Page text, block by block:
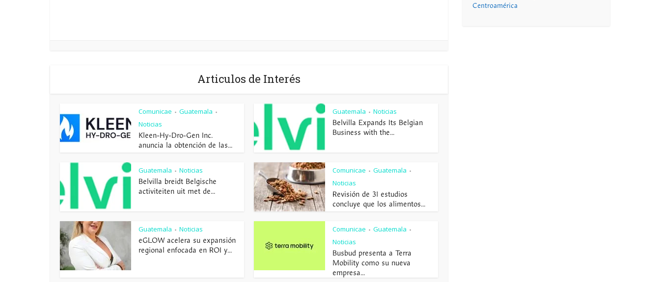
Articulos de Interés
Comunicae • Guatemala •
Noticias
Kleen-Hy-Dro-Gen Inc.
anuncia la obtención de las...
Guatemala • Noticias
Belvilla Expands Its Belgian
Business with the...
Guatemala • Noticias
Belvilla breidt Belgische
activiteiten uit met de...
Comunicae • Guatemala •
Noticias
Revisión de 31 estudios
concluye que los alimentos...
Guatemala • Noticias
eGLOW acelera su expansión
regional enfocada en ROI y...
Comunicae • Guatemala •
Noticias
Busbud presenta a Terra
Mobility como su nueva
empresa...
Centroamérica